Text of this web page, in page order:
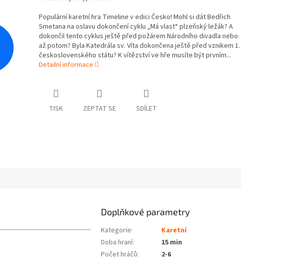
Populární karetní hra Timeline v edici Česko! Mohl si dát Bedřich
Smetana na oslavu dokončení cyklu „Má vlast“ plzeňský ležák? A
dokončil tento cyklus ještě před požárem Národního divadla nebo
až potom? Byla Katedrála sv. Víta dokončena ještě před vznikem 1.
československého státu? K vítězství ve hře musíte být prvním...
Detailní informace
TISK ZEPTAT SE SDÍLET
Doplňkové parametry
Kategorie:
Karetní
Doba hraní:
15 min
Počet hráčů:
2-6